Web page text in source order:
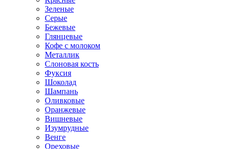
Зеленые
Серые
Бежевые
Глянцевые
Кофе с молоком
Металлик
Слоновая кость
Фуксия
Шоколад
Шампань
Оливковые
Оранжевые
Вишневые
Изумрудные
Венге
Ореховые